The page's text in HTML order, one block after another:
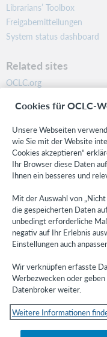
Librarians’ Toolbox
Freigabemitteilungen
System status dashboard
Related sites
OCLC.org
Community
Research
WebJunction
Developer Network
Stay in the know.
Get the latest product
right to your inbox.
Subscribe now
© 2023 OCLC
Cookies für OCLC-
Unsere Webseiten
wie Sie mit der Website
Cookies akzeptieren“
Ihr Browser diese Daten
Ihnen ein besseres und
Mit der Auswahl von
die gespeicherten Daten
unbedingt erforderliche
negativ auf Ihr Erlebnis
Einstellungen auch
Wir verknüpfen erfasste
Werbezwecken oder
Datenbroker weiter.
Weitere Informationen